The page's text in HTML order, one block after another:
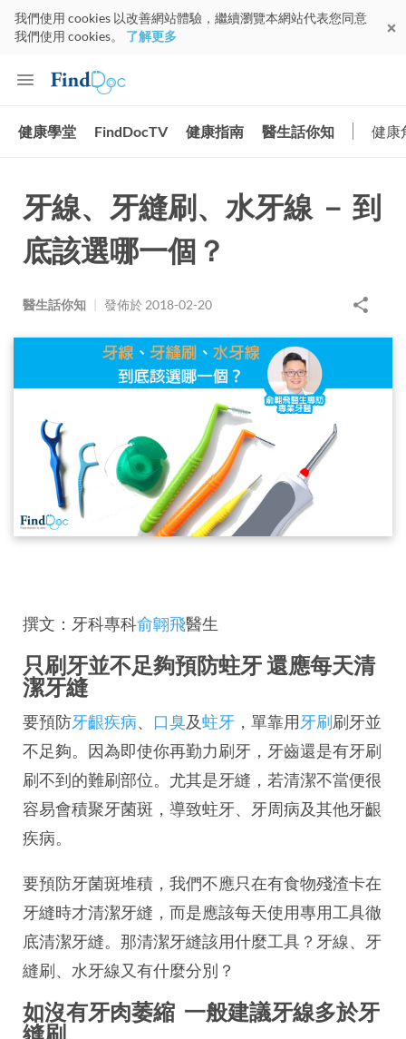
我們使用 cookies 以改善網站體驗，繼續瀏覽本網站代表您同意
我們使用 cookies。 了解更多
健康學堂 FindDocTV 健康指南 醫生話你知 健康
牙線、牙縫刷、水牙線 － 到
底該選哪一個？
醫生話你知 | 發佈於 2018-02-20
撰文：牙科專科俞翺飛醫生
只刷牙並不足夠預防蛀牙 還應每天清
潔牙縫
要預防牙齦疾病、 口臭及蛀牙 ，單靠用牙刷刷牙並
不足夠。因為即使你再勤力刷牙，牙齒還是有牙刷
刷不到的難刷部位。尤其是牙縫，若清潔不當便很
容易會積聚牙菌斑，導致蛀牙、牙周病及其他牙齦
疾病。
要預防牙菌斑堆積，我們不應只在有食物殘渣卡在
牙縫時才清潔牙縫，而是應該每天使用專用工具徹
底清潔牙縫。那清潔牙縫該用什麼工具？牙線、牙
縫刷、水牙線又有什麼分別？
如沒有牙肉萎縮 一般建議牙線多於牙
縫刷